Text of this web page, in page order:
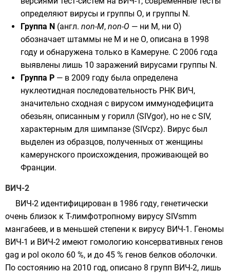
определяют вирусы и группы О, и группы N.
Группа N (англ. non-M, non-O — ни M, ни O)
обозначает штаммы не М и не О, описана в 1998
году и обнаружена только в Камеруне. С 2006 года
выявлены лишь 10 заражений вирусами группы N.
Группа P — в 2009 году была определена
нуклеотидная последовательность РНК ВИЧ,
значительно сходная с вирусом иммунодефицита
обезьян, описанным у горилл (SIVgor), но не с SIV,
характерным для шимпанзе (SIVcpz). Вирус был
выделен из образцов, полученных от женщины
камерунского происхождения, проживающей во
Франции.
ВИЧ-2
ВИЧ-2 идентифицирован в 1986 году, генетически
очень близок к T-лимфотропному вирусу SIVsmm
мангабеев, и в меньшей степени к вирусу ВИЧ-1. Геномы
ВИЧ-1 и ВИЧ-2 имеют гомологию консервативных генов
gag и pol около 60 %, и до 45 % генов белков оболочки.
По состоянию на 2010 год, описано 8 групп ВИЧ-2, лишь